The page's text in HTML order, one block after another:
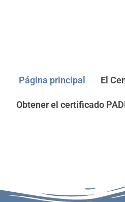
Página principal El
Obtener el certificado